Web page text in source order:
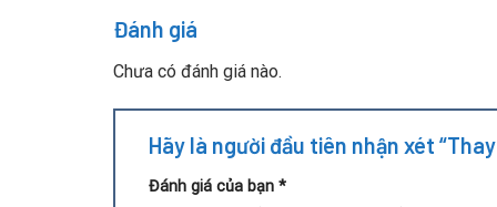
Đánh giá
Chưa có đánh giá nào.
Hãy là người đầu tiên nhận xét
Đánh giá của bạn *